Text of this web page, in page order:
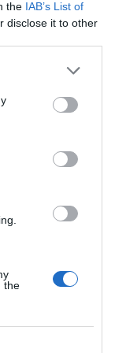
the IAB’s List of
disclose it to other
the